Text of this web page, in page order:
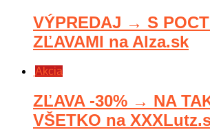
VÝPREDAJ → S
ZĽAVAMI na Alza.sk
Akcia
ZĽAVA -30% → NA
VŠETKO na